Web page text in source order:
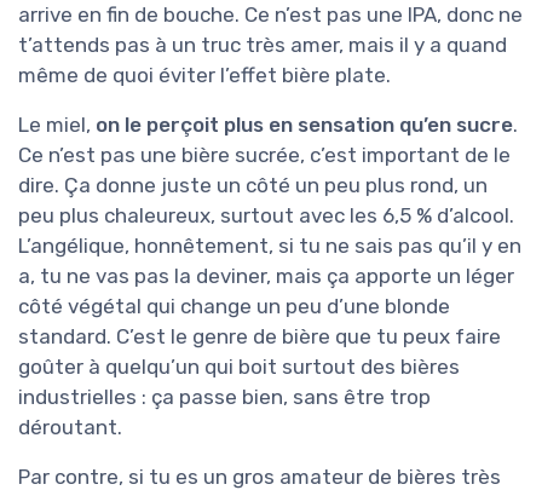
arrive en fin de bouche. Ce n’est pas une IPA, donc ne
t’attends pas à un truc très amer, mais il y a quand
même de quoi éviter l’effet bière plate.
Le miel, on le perçoit plus en sensation qu’en sucre.
Ce n’est pas une bière sucrée, c’est important de le
dire. Ça donne juste un côté un peu plus rond, un
peu plus chaleureux, surtout avec les 6,5 % d’alcool.
L’angélique, honnêtement, si tu ne sais pas qu’il y en
a, tu ne vas pas la deviner, mais ça apporte un léger
côté végétal qui change un peu d’une blonde
standard. C’est le genre de bière que tu peux faire
goûter à quelqu’un qui boit surtout des bières
industrielles : ça passe bien, sans être trop
déroutant.
Par contre, si tu es un gros amateur de bières très